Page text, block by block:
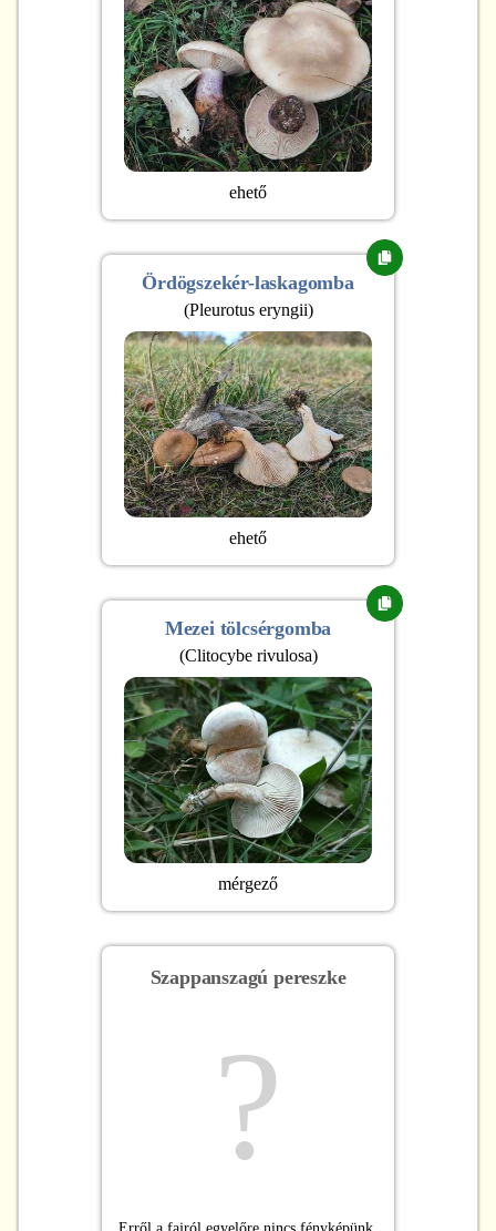
ehető
Ördögszekér-laskagomba
(Pleurotus eryngii)
ehető
Mezei tölcsérgomba
(Clitocybe rivulosa)
mérgező
Szappanszagú pereszke
?